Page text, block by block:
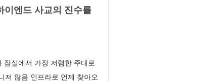
이엔드 사교의 진수를
잠실에서 가장 저렴한 주대로
저 많음 인프라로 언제 찾아오